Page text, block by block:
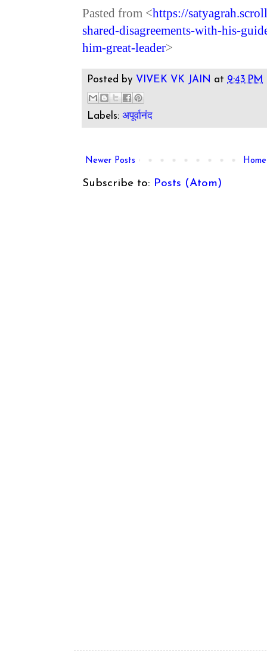
Pasted from <https://
shared-disagreements-with-his-
him-great-leader>
Posted by VIVEK VK JAIN at 9:43 PM
Labels:अपूर्वानंद
Newer Posts Home
Subscribe to: Posts (Atom)